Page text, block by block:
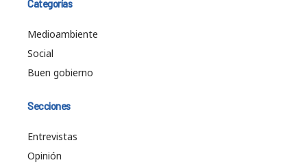
Categorías
Medioambiente
Social
Buen gobierno
Secciones
Entrevistas
Opinión